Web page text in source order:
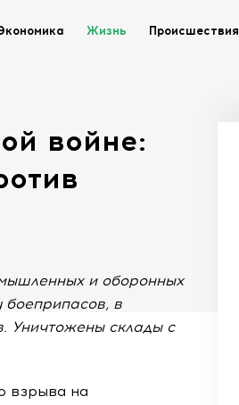
Жизнь Происшествия
войне:
и оборонных
в
Уничтожены склады с
взрыва на